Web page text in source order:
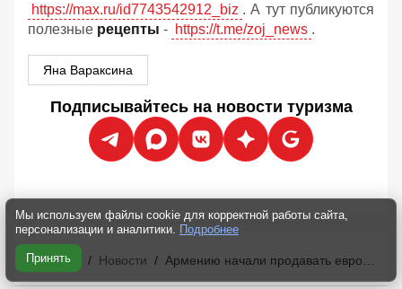
https://max.ru/id7743542912_biz . А тут публикуются
полезные рецепты - https://t.me/zoj_news .
Яна Вараксина
Подписывайтесь на новости туризма
Главная / Новости /
Мы используем файлы cookie для корректной работы сайта,
персонализации и аналитики. Подробнее
Принять